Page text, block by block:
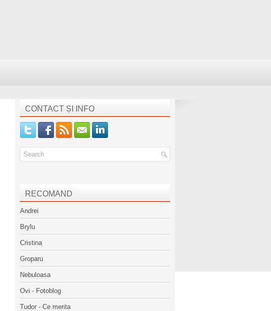
CONTACT ȘI INFO
RECOMAND
Andrei
Brylu
Cristina
Groparu
Nebuloasa
Ovi - Fotoblog
Tudor - Ce merita